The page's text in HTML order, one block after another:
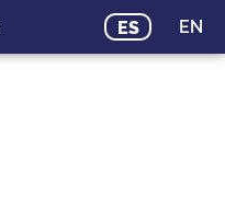
ES EN